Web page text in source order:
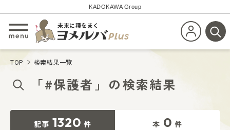
KADOKAWA Group
メニューを開閉する
未来に種をまく
新規会員登
検
TOP 検索結果一覧
「#保護者 」 の検索結果
記事 1320 件 本 0 件